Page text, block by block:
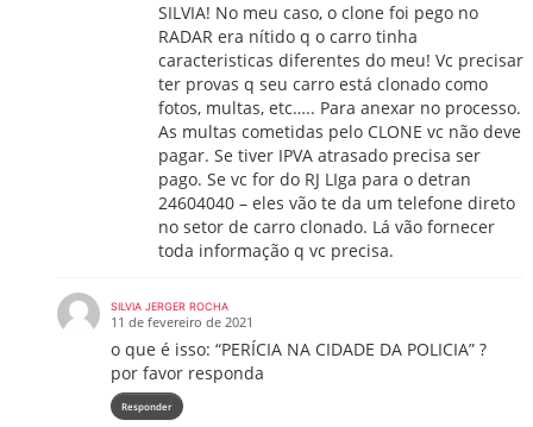
SILVIA! No meu caso, o clone foi pego no
RADAR era nítido q o carro tinha
caracteristicas diferentes do meu! Vc precisar
ter provas q seu carro está clonado como
fotos, multas, etc….. Para anexar no processo.
As multas cometidas pelo CLONE vc não deve
pagar. Se tiver IPVA atrasado precisa ser
pago. Se vc for do RJ LIga para o detran
24604040 – eles vão te da um telefone direto
no setor de carro clonado. Lá vão fornecer
toda informação q vc precisa.
SILVIA JERGER ROCHA
11 de fevereiro de 2021
o que é isso: “PERÍCIA NA CIDADE DA POLICIA” ?
por favor responda
Responder